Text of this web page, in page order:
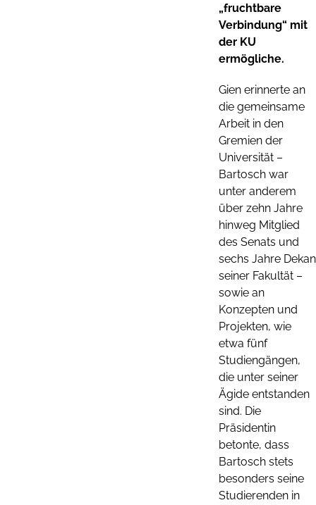
„fruchtbare
Verbindung“ mit
der KU
ermögliche.
Gien erinnerte an
die gemeinsame
Arbeit in den
Gremien der
Universität –
Bartosch war
unter anderem
über zehn Jahre
hinweg Mitglied
des Senats und
sechs Jahre Dekan
seiner Fakultät –
sowie an
Konzepten und
Projekten, wie
etwa fünf
Studiengängen,
die unter seiner
Ägide entstanden
sind. Die
Präsidentin
betonte, dass
Bartosch stets
besonders seine
Studierenden in